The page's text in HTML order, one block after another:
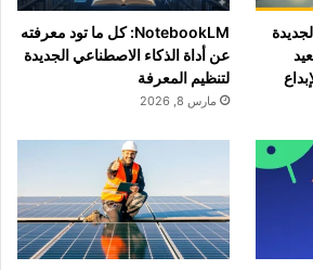
NotebookLM: كل ما تود معرفته
عن أداة الذكاء الاصطناعي الجديدة
لتنظيم المعرفة
مارس 8, 2026